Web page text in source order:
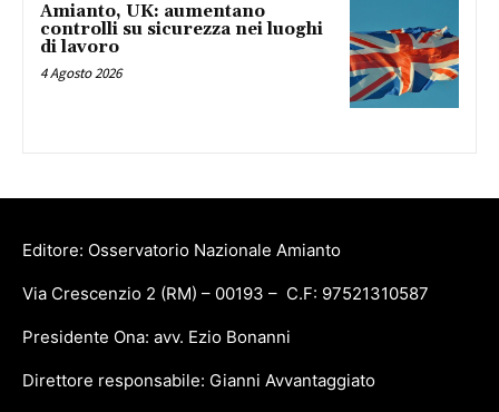
Amianto, UK: aumentano
controlli su sicurezza nei luoghi
di lavoro
4 Agosto 2026
Editore: Osservatorio Nazionale Amianto
Via Crescenzio 2 (RM) – 00193 – C.F: 97521310587
Presidente Ona: avv. Ezio Bonanni
Direttore responsabile: Gianni Avvantaggiato